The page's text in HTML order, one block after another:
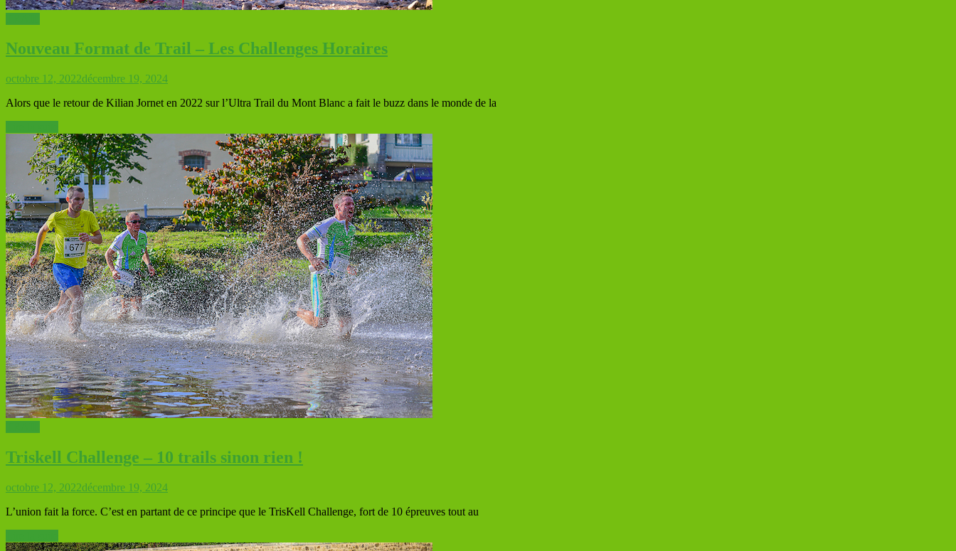
Nouveau Format de Trail – Les Challenges Horaires
octobre 12, 2022décembre 19, 2024
Alors que le retour de Kilian Jornet en 2022 sur l’Ultra Trail du Mont Blanc a fait le buzz dans le monde de la
Triskell Challenge – 10 trails sinon rien !
octobre 12, 2022décembre 19, 2024
L’union fait la force. C’est en partant de ce principe que le TrisKell Challenge, fort de 10 épreuves tout au